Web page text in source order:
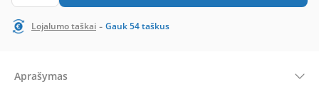
Lojalumo taškai - Gauk54taškus
Aprašymas